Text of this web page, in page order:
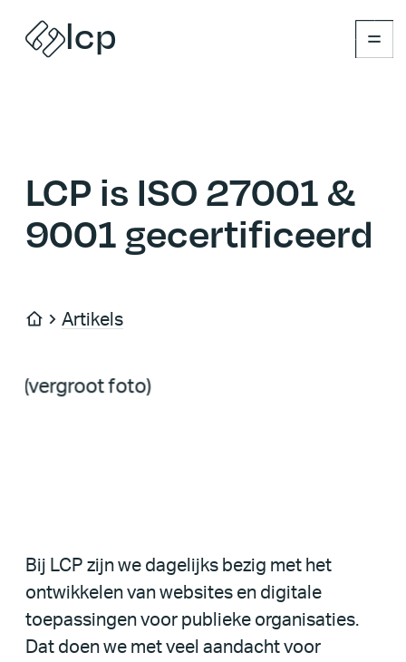
Naar inhoud
lcp
LCP is ISO 27001 &
9001 gecertificeerd
Artikels
LCP is ISO 27001 & 9001 gecertificeerd
Bij LCP zijn we dagelijks bezig met het
ontwikkelen van websites en digitale
toepassingen voor publieke organisaties.
Dat doen we met veel aandacht voor